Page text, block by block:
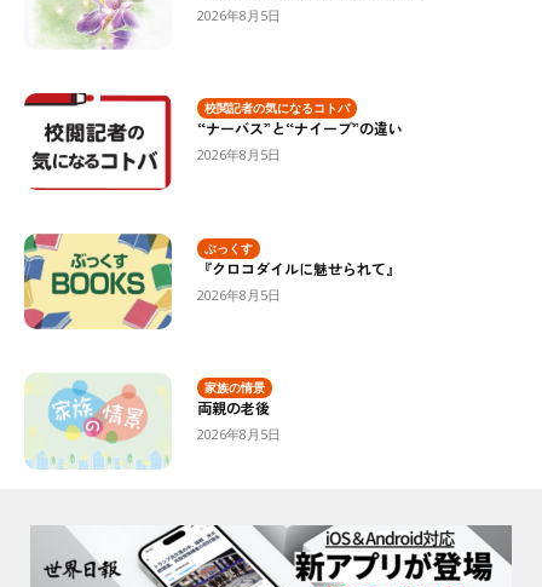
2026年8月5日
校閲記者の気になるコトバ
“ナーバス”と“ナイーブ”の違い
2026年8月5日
ぶっくす
『クロコダイルに魅せられて』
2026年8月5日
家族の情景
両親の老後
2026年8月5日